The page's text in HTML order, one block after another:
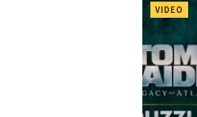
VIDEO